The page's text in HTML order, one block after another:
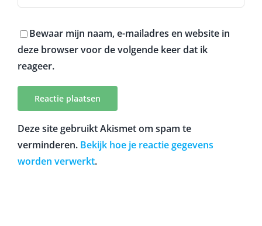
Bewaar mijn naam, e-mailadres en website in
deze browser voor de volgende keer dat ik
reageer.
Deze site gebruikt Akismet om spam te
verminderen. Bekijk hoe je reactie gegevens
worden verwerkt.